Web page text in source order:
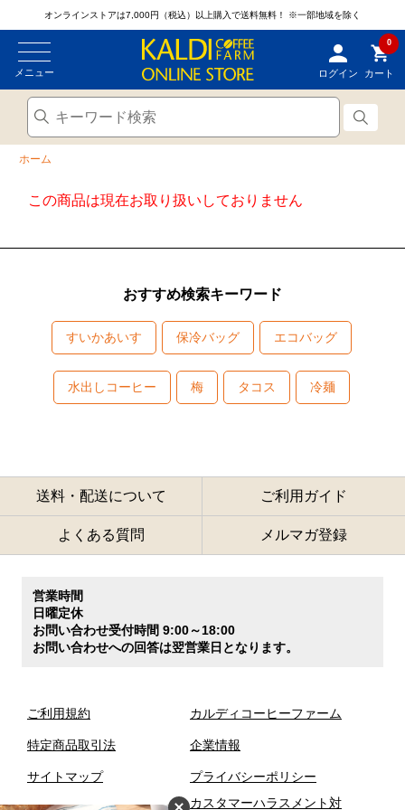
オンラインストアは7,000円（税込）以上購入で送料無料！ ※一部地域を除く
メニュー ログイン
0
カート
ホーム
この商品は現在お取り扱いしておりません
おすすめ検索キーワード
すいかあいす 保冷バッグ エコバッグ
水出しコーヒー 梅 タコス 冷麺
送料・配送について ご利用ガイド
よくある質問 メルマガ登録
営業時間
日曜定休
お問い合わせ受付時間 9:00～18:00
お問い合わせへの回答は翌営業日となります。
ご利用規約
特定商品取引法
サイトマップ
カルディコーヒーファーム
企業情報
プライバシーポリシー
カスタマーハラスメント対